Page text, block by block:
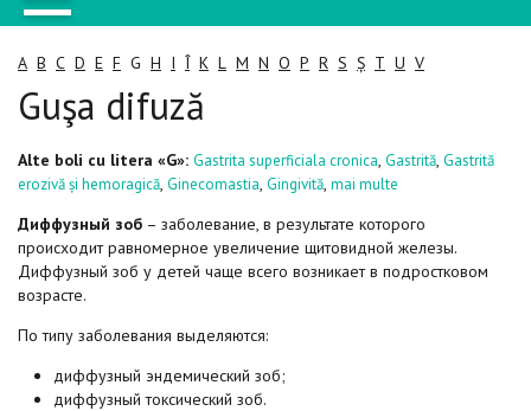
A B C D E F G H I Î K L M N O P R S Ș T U V
Guşa difuză
Alte boli cu litera «G»: Gastrita superficiala cronica, Gastrită, Gastrită
erozivă și hemoragică, Ginecomastia, Gingivită, mai multe
Диффузный зоб – заболевание, в результате которого
происходит равномерное увеличение щитовидной железы.
Диффузный зоб у детей чаще всего возникает в подростковом
возрасте.
По типу заболевания выделяются:
диффузный эндемический зоб;
диффузный токсический зоб.